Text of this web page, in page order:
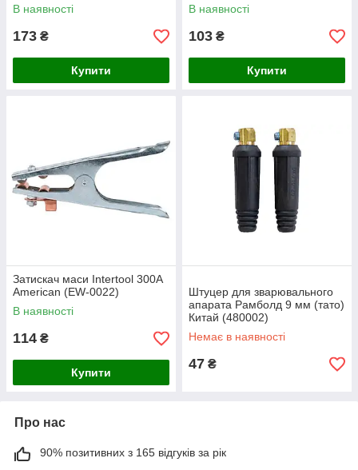
В наявності
173 ₴
Купити
В наявності
103 ₴
Купити
Затискач маси Intertool 300А
American (EW-0022)
В наявності
114 ₴
Купити
Штуцер для зварювального
апарата Рамболд 9 мм (тато)
Китай (480002)
Немає в наявності
47 ₴
Про нас
90% позитивних з 165 відгуків за рік